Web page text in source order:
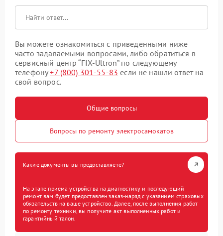
Вы можете ознакомиться с приведенными ниже
часто задаваемыми вопросами, либо обратиться в
сервисный центр “FIX-Ultron” по следующему
телефону+7 (800) 301-55-83 если не нашли ответ на
свой вопрос.
Общие вопросы
Вопросы по ремонту электросамокатов
Какие документы вы предоставляете?
На этапе приема устройства на диагностику и последующий
ремонт вам будет предоставлен заказ-наряд с указанием страховых
обязательств на ваше устройство. Далее, после выполнения работ
по ремонту техники, вы получите акт выполненных работ и
гарантийный талон.